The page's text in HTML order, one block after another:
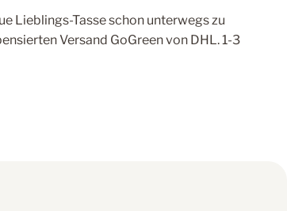
Lieblings-Tasse schon unterwegs zu
Versand GoGreen von DHL. 1-3